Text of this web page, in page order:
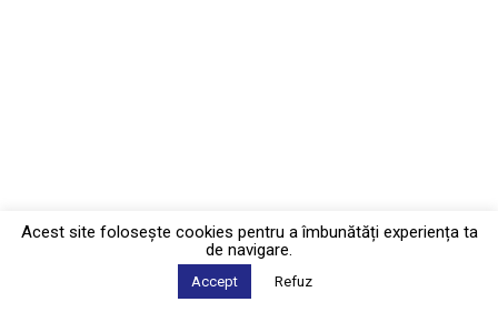
Acest site foloseşte cookies pentru a îmbunătăți experiența ta
de navigare.
Accept Refuz